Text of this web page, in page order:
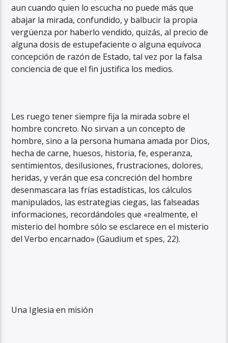
aun cuando quien lo escucha no puede más que
abajar la mirada, confundido, y balbucir la propia
vergüenza por haberlo vendido, quizás, al precio de
alguna dosis de estupefaciente o alguna equívoca
concepción de razón de Estado, tal vez por la falsa
conciencia de que el fin justifica los medios.
Les ruego tener siempre fija la mirada sobre el
hombre concreto. No sirvan a un concepto de
hombre, sino a la persona humana amada por Dios,
hecha de carne, huesos, historia, fe, esperanza,
sentimientos, desilusiones, frustraciones, dolores,
heridas, y verán que esa concreción del hombre
desenmascara las frías estadísticas, los cálculos
manipulados, las estrategias ciegas, las falseadas
informaciones, recordándoles que «realmente, el
misterio del hombre sólo se esclarece en el misterio
del Verbo encarnado» (Gaudium et spes, 22).
Una Iglesia en misión